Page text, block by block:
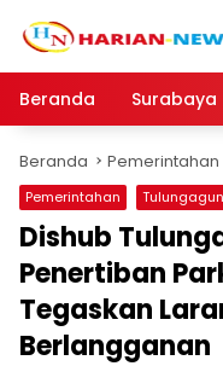
Beranda
Surabaya
Beranda Pemerintahan
Pemerintahan
Dishub
Penertiban
Tegaskan
Berlangganan